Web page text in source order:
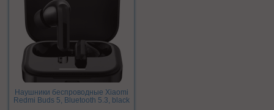
Наушники беспроводные Xiaomi
Redmi Buds 5, Bluetooth 5.3, black